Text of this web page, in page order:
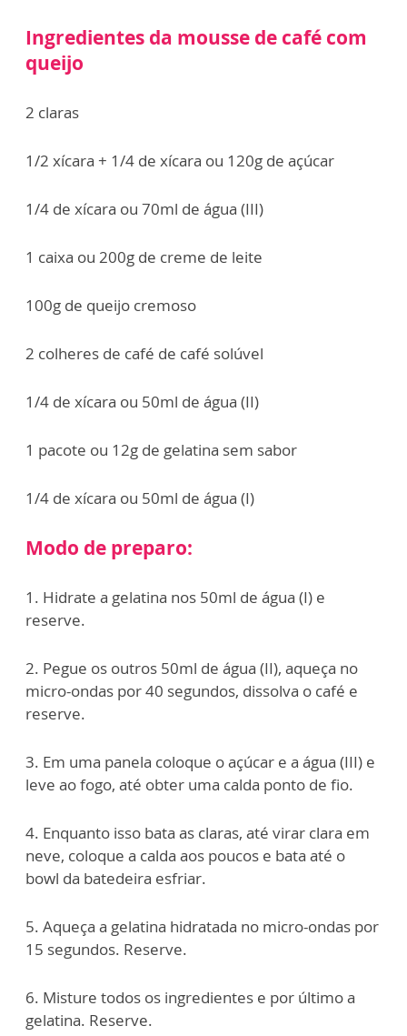
Ingredientes da mousse de café com
queijo
2 claras
1/2 xícara + 1/4 de xícara ou 120g de açúcar
1/4 de xícara ou 70ml de água (III)
1 caixa ou 200g de creme de leite
100g de queijo cremoso
2 colheres de café de café solúvel
1/4 de xícara ou 50ml de água (II)
1 pacote ou 12g de gelatina sem sabor
1/4 de xícara ou 50ml de água (I)
Modo de preparo:
1. Hidrate a gelatina nos 50ml de água (I) e
reserve.
2. Pegue os outros 50ml de água (II), aqueça no
micro-ondas por 40 segundos, dissolva o café e
reserve.
3. Em uma panela coloque o açúcar e a água (III) e
leve ao fogo, até obter uma calda ponto de fio.
4. Enquanto isso bata as claras, até virar clara em
neve, coloque a calda aos poucos e bata até o
bowl da batedeira esfriar.
5. Aqueça a gelatina hidratada no micro-ondas por
15 segundos. Reserve.
6. Misture todos os ingredientes e por último a
gelatina. Reserve.